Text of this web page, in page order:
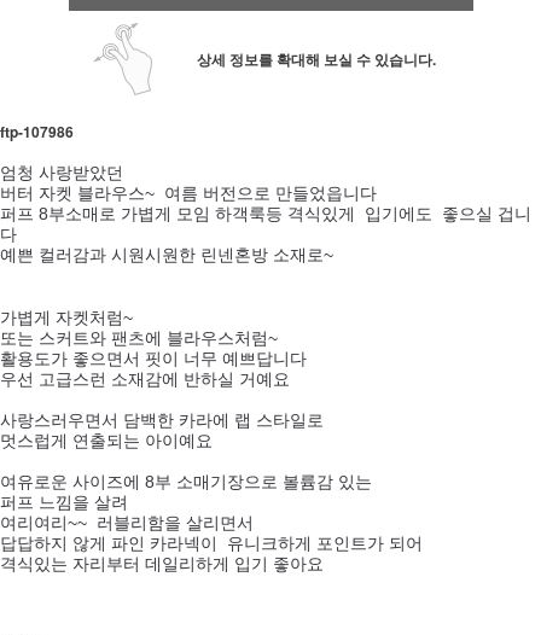
상세 정보를 확대해 보실 수 있습니다.
ftp-107986
엄청 사랑받았던
버터 자켓 블라우스~ 여름 버전으로 만들었읍니다
퍼프 8부소매로 가볍게 모임 하객룩등 격식있게 입기에도 좋으실 겁니
다
예쁜 컬러감과 시원시원한 린넨혼방 소재로~
가볍게 자켓처럼~
또는 스커트와 팬츠에 블라우스처럼~
활용도가 좋으면서 핏이 너무 예쁘답니다
우선 고급스런 소재감에 반하실 거예요
사랑스러우면서 담백한 카라에 랩 스타일로
멋스럽게 연출되는 아이예요
여유로운 사이즈에 8부 소매기장으로 볼륨감 있는
퍼프 느낌을 살려
여리여리~~ 러블리함을 살리면서
답답하지 않게 파인 카라넥이 유니크하게 포인트가 되어
격식있는 자리부터 데일리하게 입기 좋아요